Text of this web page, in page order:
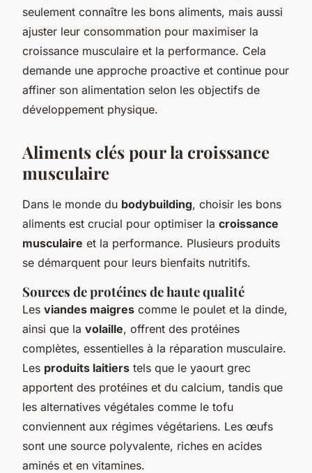
seulement connaître les bons aliments, mais aussi
ajuster leur consommation pour maximiser la
croissance musculaire et la performance. Cela
demande une approche proactive et continue pour
affiner son alimentation selon les objectifs de
développement physique.
Aliments clés pour la croissance
musculaire
Dans le monde du bodybuilding, choisir les bons
aliments est crucial pour optimiser la croissance
musculaire et la performance. Plusieurs produits
se démarquent pour leurs bienfaits nutritifs.
Sources de protéines de haute qualité
Les viandes maigres comme le poulet et la dinde,
ainsi que la volaille, offrent des protéines
complètes, essentielles à la réparation musculaire.
Les produits laitiers tels que le yaourt grec
apportent des protéines et du calcium, tandis que
les alternatives végétales comme le tofu
conviennent aux régimes végétariens. Les œufs
sont une source polyvalente, riches en acides
aminés et en vitamines.